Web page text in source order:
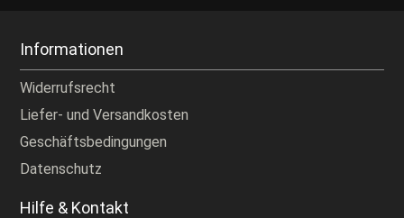
Informationen
Widerrufsrecht
Liefer- und Versandkosten
Geschäftsbedingungen
Datenschutz
Hilfe & Kontakt